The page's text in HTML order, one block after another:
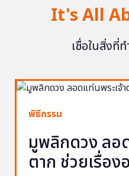
It's All
เชื่อในสิ่งที่
พิธีกรรม
มูพลิกดวง ลอ
ตาก ช่วยเรื่อง